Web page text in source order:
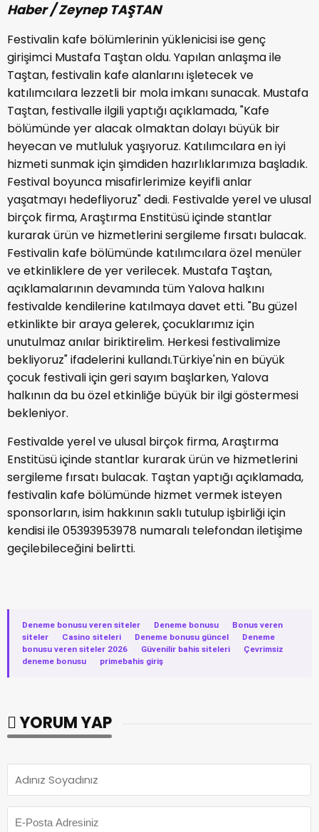
Haber / Zeynep TAŞTAN
Festivalin kafe bölümlerinin yüklenicisi ise genç
girişimci Mustafa Taştan oldu. Yapılan anlaşma ile
Taştan, festivalin kafe alanlarını işletecek ve
katılımcılara lezzetli bir mola imkanı sunacak. Mustafa
Taştan, festivalle ilgili yaptığı açıklamada, "Kafe
bölümünde yer alacak olmaktan dolayı büyük bir
heyecan ve mutluluk yaşıyoruz. Katılımcılara en iyi
hizmeti sunmak için şimdiden hazırlıklarımıza başladık.
Festival boyunca misafirlerimize keyifli anlar
yaşatmayı hedefliyoruz" dedi. Festivalde yerel ve ulusal
birçok firma, Araştırma Enstitüsü içinde stantlar
kurarak ürün ve hizmetlerini sergileme fırsatı bulacak.
Festivalin kafe bölümünde katılımcılara özel menüler
ve etkinliklere de yer verilecek. Mustafa Taştan,
açıklamalarının devamında tüm Yalova halkını
festivalde kendilerine katılmaya davet etti. "Bu güzel
etkinlikte bir araya gelerek, çocuklarımız için
unutulmaz anılar biriktirelim. Herkesi festivalimize
bekliyoruz" ifadelerini kullandı.Türkiye'nin en büyük
çocuk festivali için geri sayım başlarken, Yalova
halkının da bu özel etkinliğe büyük bir ilgi göstermesi
bekleniyor.
Festivalde yerel ve ulusal birçok firma, Araştırma
Enstitüsü içinde stantlar kurarak ürün ve hizmetlerini
sergileme fırsatı bulacak. Taştan yaptığı açıklamada,
festivalin kafe bölümünde hizmet vermek isteyen
sponsorların, isim hakkının saklı tutulup işbirliği için
kendisi ile 05393953978 numaralı telefondan iletişime
geçilebileceğini belirtti.
Deneme bonusu veren siteler · Deneme bonusu ·
Bonus veren
siteler
· Casino siteleri · Deneme bonusu güncel ·
Deneme
bonusu veren siteler 2026
· Güvenilir bahis siteleri ·
Çevrimsiz
deneme bonusu
· primebahis giriş
YORUM YAP